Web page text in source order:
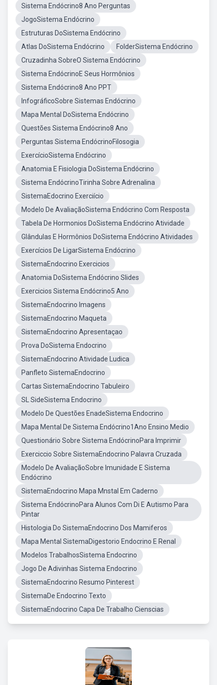
Sistema Endócrino8 Ano Perguntas
JogoSistema Endócrino
Estruturas DoSistema Endócrino
Atlas DoSistema Endócrino
FolderSistema Endócrino
Cruzadinha SobreO Sistema Endócrino
Sistema EndócrinoE Seus Hormônios
Sistema Endócrino8 Ano PPT
InfográficoSobre Sistemas Endócrino
Mapa Mental DoSistema Endócrino
Questões Sistema Endócrino8 Ano
Perguntas Sistema EndócrinoFilosogia
ExercícioSistema Endócrino
Anatomia E Fisiologia DoSistema Endócrino
Sistema EndócrinoTirinha Sobre Adrenalina
SistemaEdocrino Exerciício
Modelo De AvaliaçãoSistema Endócrino Com Resposta
Tabela De Hormonios DoSistema Endócrino Atividade
Glândulas E Hormônios DoSistema Endócrino Atividades
Exercícios De LigarSistema Endócrino
SistemaEndocrino Exercicios
Anatomia DoSistema Endócrino Slides
Exercicios Sistema Endócrino5 Ano
SistemaEndocrino Imagens
SistemaEndocrino Maqueta
SistemaEndocrino Apresentaçao
Prova DoSistema Endocrino
SistemaEndocrino Atividade Ludica
Panfleto SistemaEndocrino
Cartas SistemaEndocrino Tabuleiro
SL SideSistema Endocrino
Modelo De Questões EnadeSistema Endocrino
Mapa Mental De Sistema Endócrino1Ano Ensino Medio
Questionário Sobre Sistema EndócrinoPara Imprimir
Exerciccio Sobre SistemaEndocrino Palavra Cruzada
Modelo De AvaliaçãoSobre Imunidade E Sistema
Endócrino
SistemaEndocrino Mapa Mnstal Em Caderno
Sistema EndócrinoPara Alunos Com Di E Autismo Para
Pintar
Histologia Do SistemaEndocrino Dos Mamiferos
Mapa Mental SistemaDigestorio Endocrino E Renal
Modelos TrabalhosSistema Endocrino
Jogo De Adivinhas Sistema Endocrino
SistemaEndocrino Resumo Pinterest
SistemaDe Endocrino Texto
SistemaEndocrino Capa De Trabalho Cienscias